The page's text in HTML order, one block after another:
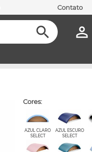
Contato
cores:
AZUL CLARO
SELECT
AZUL ESCURO
SELECT